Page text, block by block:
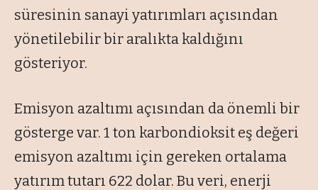
süresinin sanayi yatırımları açısından
yönetilebilir bir aralıkta kaldığını
gösteriyor.
Emisyon azaltımı açısından da önemli bir
gösterge var. 1 ton karbondioksit eş değeri
emisyon azaltımı için gereken ortalama
yatırım tutarı 622 dolar. Bu veri, enerji